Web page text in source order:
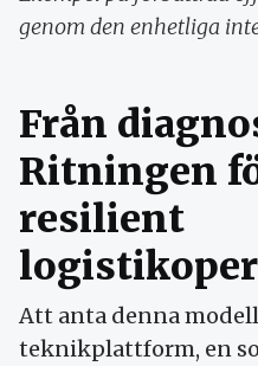
genom den enhetliga
Från
Ritningen
resilient
Att anta denna
teknikplattform, en